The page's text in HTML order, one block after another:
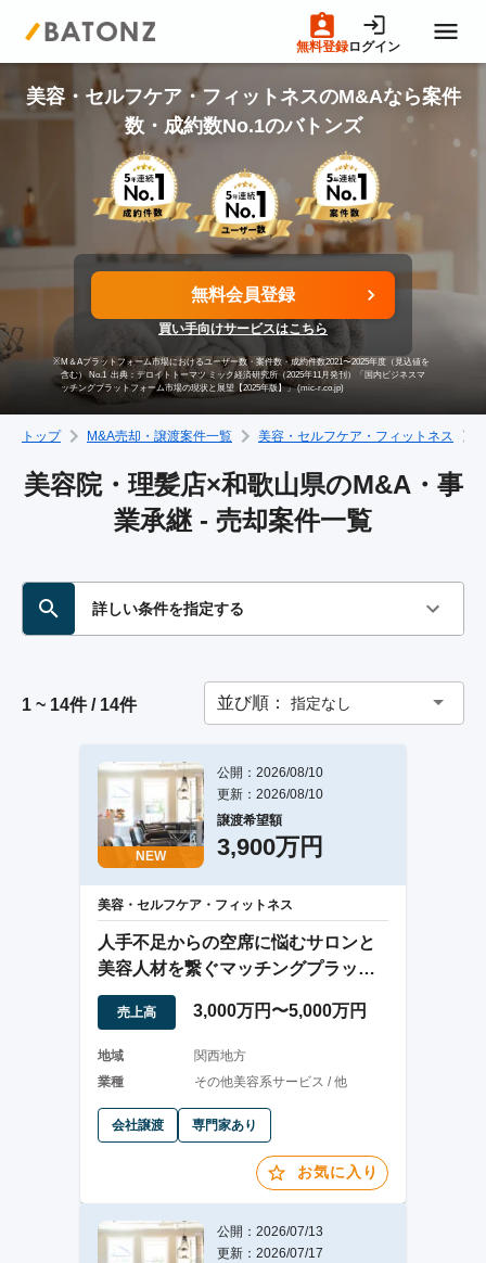
無料登録ログイン
トップページ
M&A案件一覧
売りたい方へ
買いたい方へ
成約事例
M&A専門家の方へ
美容・セルフケア・フィットネスのM&Aなら案件
数・成約数No.1のバトンズ
無料会員登録
買い手向けサービスはこちら
※M＆Aプラットフォーム市場におけるユーザー数・案件数・成約件数2021〜2025年度（見込値を
含む） No.1 出典：デロイトトーマツ ミック経済研究所（2025年11月発刊）「国内ビジネスマ
ッチングプラットフォーム市場の現状と展望【2025年版】」 (mic-r.co.jp)
トップ M&A売却・譲渡案件一覧 美容・セルフケア・フィットネス
美容院・理髪店×和歌山県のM&A・事
業承継 - 売却案件一覧
詳しい条件を指定する
1 ~ 14件 / 14件 並び順： 指定なし
NEW
公開：2026/08/10
更新：2026/08/10
譲渡希望額
3,900万円
美容・セルフケア・フィットネス
人手不足からの空席に悩むサロンと
美容人材を繋ぐマッチングプラット
フォーム事業譲渡
売上高 3,000万円〜5,000万円
地域
関西地方
業種
その他美容系サービス / 他
会社譲渡 専門家あり
お気に入り
公開：2026/07/13
更新：2026/07/17